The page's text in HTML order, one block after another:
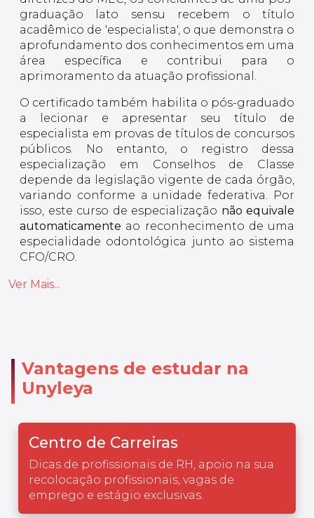
graduação lato sensu recebem o título
acadêmico de 'especialista', o que demonstra o
aprofundamento dos conhecimentos em uma
área específica e contribui para o
aprimoramento da atuação profissional.
O certificado também habilita o pós-graduado
a lecionar e apresentar seu título de
especialista em provas de títulos de concursos
públicos. No entanto, o registro dessa
especialização em Conselhos de Classe
depende da legislação vigente de cada órgão,
variando conforme a unidade federativa. Por
isso, este curso de especialização não equivale
automaticamente ao reconhecimento de uma
especialidade odontológica junto ao sistema
CFO/CRO.
Ver Mais...
Vantagens de estudar na
Unyleya
Centro de Carreiras
Dicas de profissionais de RH, apoio na sua
recolocação profissionais, vagas de
emprego e estágio exclusivas.